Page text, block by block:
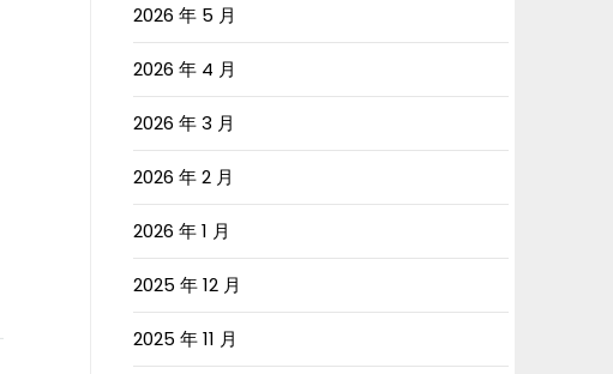
2026 年 5 月
2026 年 4 月
2026 年 3 月
2026 年 2 月
2026 年 1 月
2025 年 12 月
2025 年 11 月